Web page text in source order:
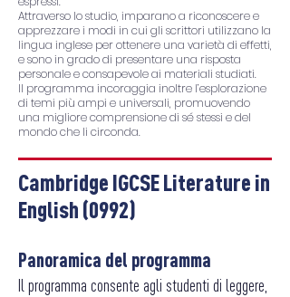
Attraverso lo studio, imparano a riconoscere e
apprezzare i modi in cui gli scrittori utilizzano la
lingua inglese per ottenere una varietà di effetti,
e sono in grado di presentare una risposta
personale e consapevole ai materiali studiati.
Il programma incoraggia inoltre l’esplorazione
di temi più ampi e universali, promuovendo
una migliore comprensione di sé stessi e del
mondo che li circonda.
Cambridge IGCSE Literature in
English (0992)
Panoramica del programma
Il programma consente agli studenti di leggere,